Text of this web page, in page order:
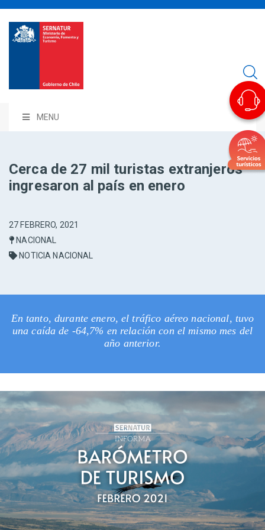
MENU
Cerca de 27 mil turistas extranjeros
ingresaron al país en enero
27 FEBRERO, 2021
NACIONAL
NOTICIA NACIONAL
En tanto, durante enero, el tráfico aéreo nacional, tuvo
una caída de -64,7% en relación con el mismo mes del
año anterior.